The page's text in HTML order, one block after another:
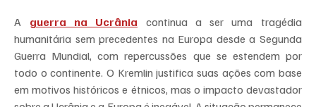
A guerra na Ucrânia continua a ser uma tragédia
humanitária sem precedentes na Europa desde a Segunda
Guerra Mundial, com repercussões que se estendem por
todo o continente. O Kremlin justifica suas ações com base
em motivos históricos e étnicos, mas o impacto devastador